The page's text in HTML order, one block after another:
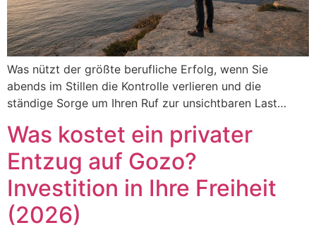
Was nützt der größte berufliche Erfolg, wenn Sie
abends im Stillen die Kontrolle verlieren und die
ständige Sorge um Ihren Ruf zur unsichtbaren Last…
Was kostet ein privater
Entzug auf Gozo?
Investition in Ihre Freiheit
(2026)